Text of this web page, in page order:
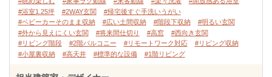
#浴室1.25坪
#2WAY玄関
#帰宅後すぐ手洗いうがい
#ベビーカーそのまま収納
#広い土間収納 #階段下収納
#明るい玄関
#外から見えにくい玄関
#将来間仕切り #高窓
#西向き玄関
#リビング階段
#2階バルコニー #リモートワーク対応
#リビング収納
#小屋裏収納
#高天井 #標準的な設備 #1階リビング